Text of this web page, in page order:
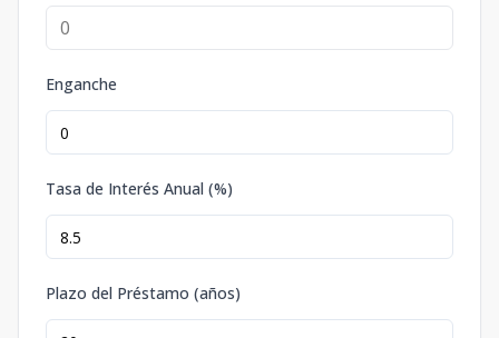
Enganche
Tasa de Interés Anual (%)
Plazo del Préstamo (años)